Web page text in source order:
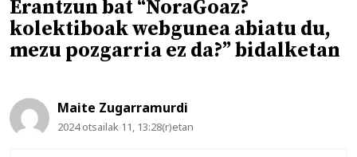
Erantzun bat “NoraGoaz?
kolektiboak webgunea abiatu du,
mezu pozgarria ez da?” bidalketan
Maite Zugarramurdi
2024 otsailak 11, 13:28(r)etan